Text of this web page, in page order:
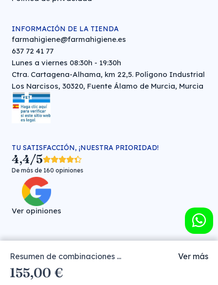
Resumen de combinaciones ... Ver más
155,00 €
INFORMACIÓN DE LA TIENDA
farmahigiene@farmahigiene.es
637 72 41 77
Lunes a viernes 08:30h - 19:30h
Ctra. Cartagena-Alhama, km 22,5. Polígono Industrial
Los Narcisos, 30320, Fuente Álamo de Murcia, Murcia
TU SATISFACCIÓN, ¡NUESTRA PRIORIDAD!
4,4/5
De más de 160 opiniones
Ver opiniones
Farmacia veterinaria online © FARMA HIGIENE S.L. (CIF: B-
30706451)